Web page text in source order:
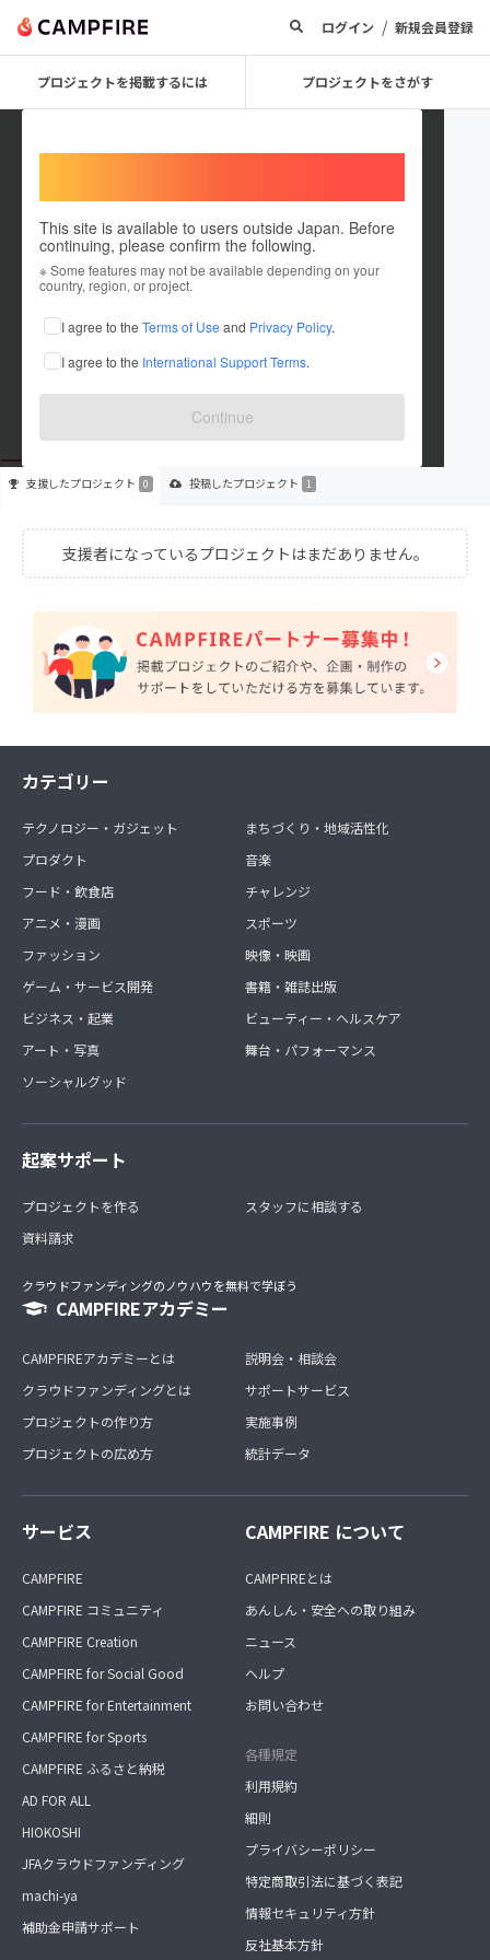
ログイン / 新規会員登録
プロジェクトを掲載するには プロジェクトをさがす
This site is available to users outside Japan. Before
continuing, please confirm the following.
※ Some features may not be available depending on your
country, region, or project.
I agree to the Terms of Use and Privacy Policy.
I agree to the International Support Terms.
Continue
inoue akira
これまでに1件のプロジェクトを投稿しています
在住国：日本 現在地：岡山県
出身国：日本 出身地：岡山県
支援したプロジェクト 0 投稿したプロジェクト 1
支援者になっているプロジェクトはまだありません。
カテゴリー
テクノロジー・ガジェット
プロダクト
フード・飲食店
アニメ・漫画
ファッション
ゲーム・サービス開発
ビジネス・起業
アート・写真
ソーシャルグッド
まちづくり・地域活性化
音楽
チャレンジ
スポーツ
映像・映画
書籍・雑誌出版
ビューティー・ヘルスケア
舞台・パフォーマンス
起案サポート
プロジェクトを作る
資料請求
スタッフに相談する
クラウドファンディングのノウハウを無料で学ぼう
CAMPFIREアカデミー
CAMPFIREアカデミーとは
クラウドファンディングとは
プロジェクトの作り方
プロジェクトの広め方
説明会・相談会
サポートサービス
実施事例
統計データ
サービス
CAMPFIRE
CAMPFIRE コミュニティ
CAMPFIRE Creation
CAMPFIRE for Social Good
CAMPFIRE for Entertainment
CAMPFIRE for Sports
CAMPFIRE ふるさと納税
AD FOR ALL
HIOKOSHI
JFAクラウドファンディング
machi-ya
補助金申請サポート
CAMPFIRE について
CAMPFIREとは
あんしん・安全への取り組み
ニュース
ヘルプ
お問い合わせ
各種規定
利用規約
細則
プライバシーポリシー
特定商取引法に基づく表記
情報セキュリティ方針
反社基本方針